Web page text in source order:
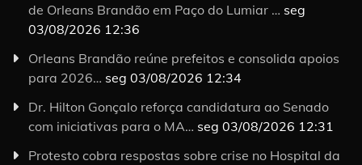
de Orleans Brandão em Paço do Lumiar … seg
03/08/2026 12:36
Orleans Brandão reúne prefeitos e consolida apoios
para 2026… seg 03/08/2026 12:34
Dr. Hilton Gonçalo reforça candidatura ao Senado
com iniciativas para o MA… seg 03/08/2026 12:31
Protesto cobra respostas sobre crise no Hospital da